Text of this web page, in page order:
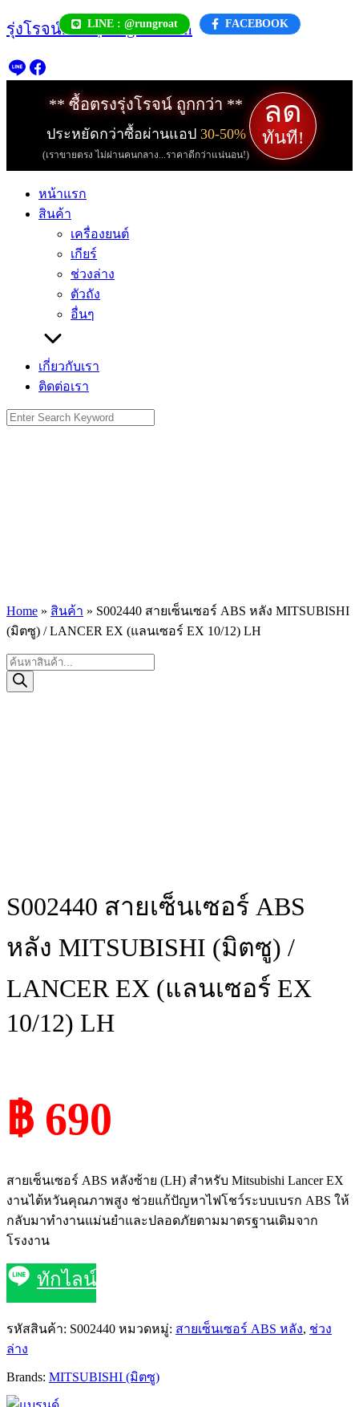
Skip
to
LINE : @rungroat FACEBOOK
รุ่งโรจน์.com | rungroat.com
** ซื้อตรงรุ่งโรจน์ ถูกกว่า **
ประหยัดกว่าซื้อผ่านแอป 30-50%
(เราขายตรง ไม่ผ่านคนกลาง...ราคาดีกว่าแน่นอน!)
ลด
ทันที!
หน้าแรก
สินค้า
เครื่องยนต์
เกียร์
ช่วงล่าง
ตัวถัง
อื่นๆ
เกี่ยวกับเรา
ติดต่อเรา
Search
for:
Home » สินค้า » S002440 สายเซ็นเซอร์ ABS หลัง MITSUBISHI
(มิตซู) / LANCER EX (แลนเซอร์ EX 10/12) LH
Products
search
S002440 สายเซ็นเซอร์ ABS
หลัง MITSUBISHI (มิตซู) /
LANCER EX (แลนเซอร์ EX
10/12) LH
฿ 690
สายเซ็นเซอร์ ABS หลังซ้าย (LH) สำหรับ Mitsubishi Lancer EX
งานไต้หวันคุณภาพสูง ช่วยแก้ปัญหาไฟโชว์ระบบเบรก ABS ให้
กลับมาทำงานแม่นยำและปลอดภัยตามมาตรฐานเดิมจาก
โรงงาน
ทักไลน์
รหัสสินค้า: S002440 หมวดหมู่: สายเซ็นเซอร์ ABS หลัง, ช่วง
ล่าง
Brands: MITSUBISHI (มิตซู)